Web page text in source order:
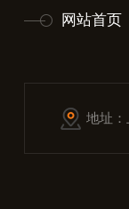
网站首页
地址